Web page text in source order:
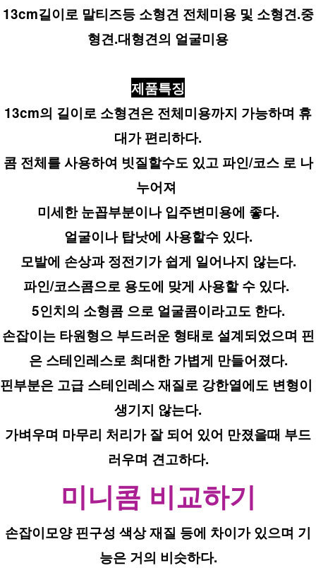
13cm길이로 말티즈등 소형견 전체미용 및 소형견.중
형견.대형견의 얼굴미용
제품특징
13cm의 길이로 소형견은 전체미용까지 가능하며 휴
대가 편리하다.
콤 전체를 사용하여 빗질할수도 있고 파인/코스 로 나
누어져
미세한 눈꼽부분이나 입주변미용에 좋다.
얼굴이나 탑낫에 사용할수 있다.
모발에 손상과 정전기가 쉽게 일어나지 않는다.
파인/코스콤으로 용도에 맞게 사용할 수 있다.
5인치의 소형콤 으로 얼굴콤이라고도 한다.
손잡이는 타원형으 부드러운 형태로 설계되었으며 핀
은 스테인레스로 최대한 가볍게 만들어졌다.
핀부분은 고급 스테인레스 재질로 강한열에도 변형이
생기지 않는다.
가벼우며 마무리 처리가 잘 되어 있어 만졌을때 부드
러우며 견고하다.
미니콤 비교하기
손잡이모양 핀구성 색상 재질 등에 차이가 있으며 기
능은 거의 비슷하다.